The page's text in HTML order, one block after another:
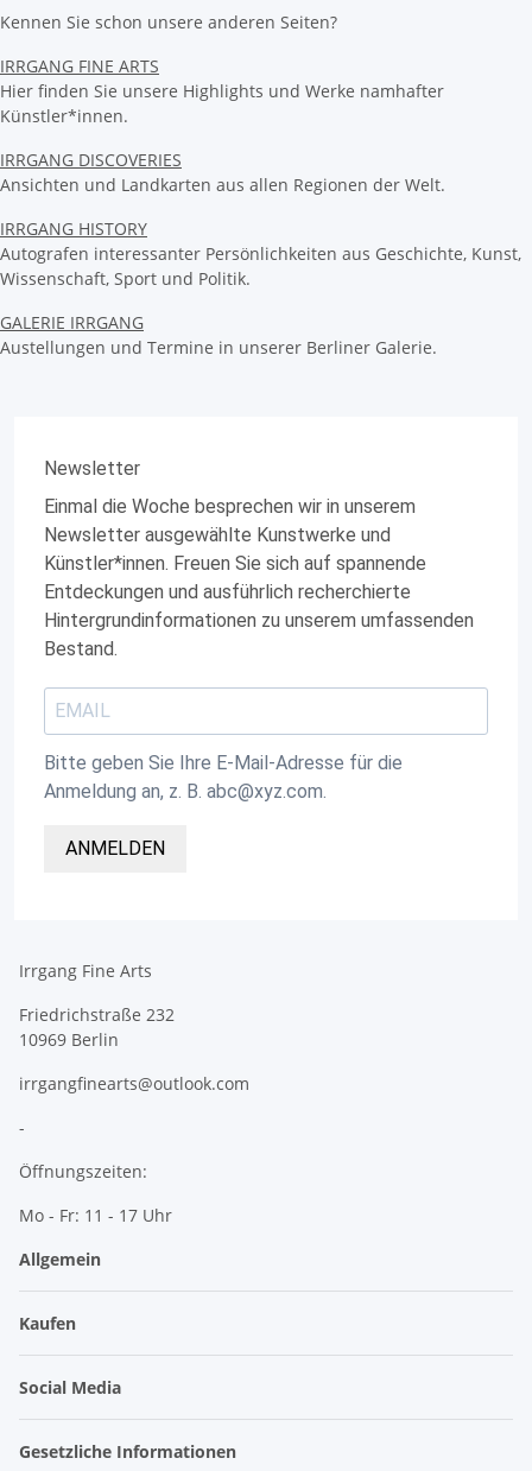
Kennen Sie schon unsere anderen Seiten?
IRRGANG FINE ARTS
Hier finden Sie unsere Highlights und Werke namhafter
Künstler*innen.
IRRGANG DISCOVERIES
Ansichten und Landkarten aus allen Regionen der Welt.
IRRGANG HISTORY
Autografen interessanter Persönlichkeiten aus Geschichte, Kunst,
Wissenschaft, Sport und Politik.
GALERIE IRRGANG
Austellungen und Termine in unserer Berliner Galerie.
Newsletter
Einmal die Woche besprechen wir in unserem
Newsletter ausgewählte Kunstwerke und
Künstler*innen. Freuen Sie sich auf spannende
Entdeckungen und ausführlich recherchierte
Hintergrundinformationen zu unserem umfassenden
Bestand.
Bitte geben Sie Ihre E-Mail-Adresse für die
Anmeldung an, z. B. abc@xyz.com.
ANMELDEN
Irrgang Fine Arts
Friedrichstraße 232
10969 Berlin
irrgangfinearts@outlook.com
-
Öffnungszeiten:
Mo - Fr: 11 - 17 Uhr
Allgemein
Kaufen
Social Media
Gesetzliche Informationen